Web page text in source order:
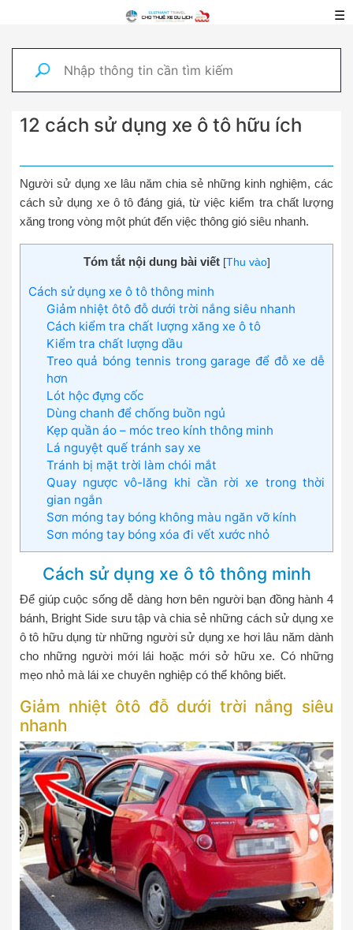
☰
12 cách sử dụng xe ô tô hữu ích
Người sử dụng xe lâu năm chia sẻ những kinh nghiệm, các
cách sử dụng xe ô tô đáng giá, từ việc kiểm tra chất lượng
xăng trong vòng một phút đến việc thông gió siêu nhanh.
Tóm tắt nội dung bài viết [Thu vào]
Cách sử dụng xe ô tô thông minh
Giảm nhiệt ôtô đỗ dưới trời nắng siêu nhanh
Cách kiểm tra chất lượng xăng xe ô tô
Kiểm tra chất lượng dầu
Treo quả bóng tennis trong garage để đỗ xe dễ
hơn
Lót hộc đựng cốc
Dùng chanh để chống buồn ngủ
Kẹp quần áo – móc treo kính thông minh
Lá nguyệt quế tránh say xe
Tránh bị mặt trời làm chói mắt
Quay ngược vô-lăng khi cần rời xe trong thời
gian ngắn
Sơn móng tay bóng không màu ngăn vỡ kính
Sơn móng tay bóng xóa đi vết xước nhỏ
Cách sử dụng xe ô tô thông minh
Để giúp cuộc sống dễ dàng hơn bên người bạn đồng hành 4
bánh, Bright Side sưu tập và chia sẻ những cách sử dụng xe
ô tô hữu dụng từ những người sử dụng xe hơi lâu năm dành
cho những người mới lái hoặc mới sở hữu xe. Có những
mẹo nhỏ mà lái xe chuyên nghiệp có thể không biết.
Giảm nhiệt ôtô đỗ dưới trời nắng siêu
nhanh